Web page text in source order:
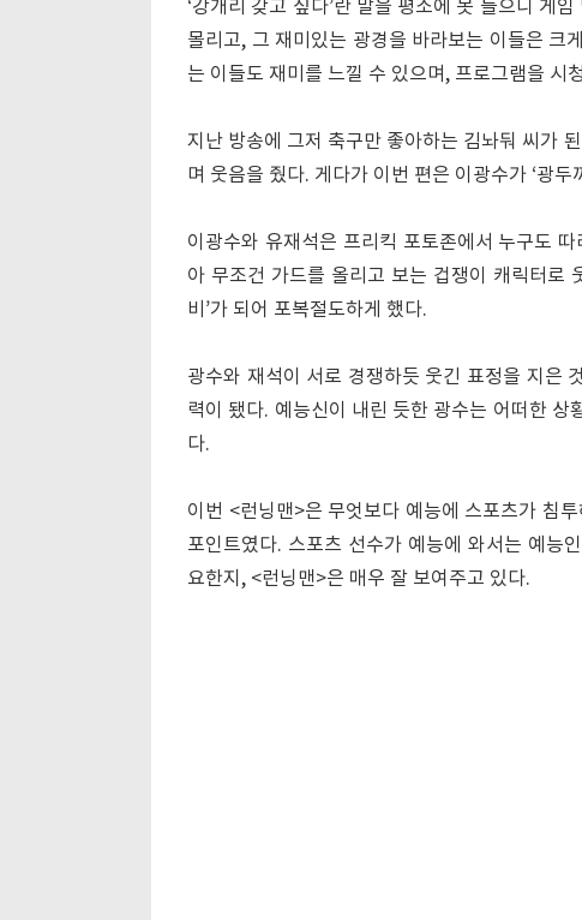
‘강개리 갖고 싶다’란 말을 평소에 못 들으니 게
몰리고, 그 재미있는 광경을 바라보는 이들은 크
는 이들도 재미를 느낄 수 있으며, 프로그램을 시
지난 방송에 그저 축구만 좋아하는 김놔둬 씨가
며 웃음을 줬다. 게다가 이번 편은 이광수가 ‘광
이광수와 유재석은 프리킥 포토존에서 누구도
아 무조건 가드를 올리고 보는 겁쟁이 캐릭터로
비’가 되어 포복절도하게 했다.
광수와 재석이 서로 경쟁하듯 웃긴 표정을 지은
력이 됐다. 예능신이 내린 듯한 광수는 어떠한
다.
이번 <런닝맨>은 무엇보다 예능에 스포츠가 침
포인트였다. 스포츠 선수가 예능에 와서는 예능
요한지, <런닝맨>은 매우 잘 보여주고 있다.